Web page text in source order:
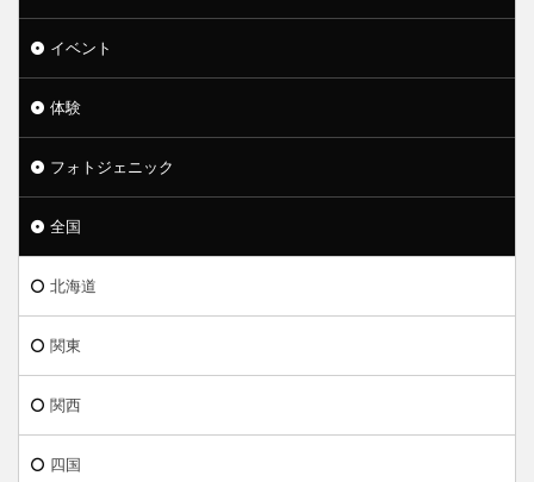
イベント
体験
フォトジェニック
全国
北海道
関東
関西
四国